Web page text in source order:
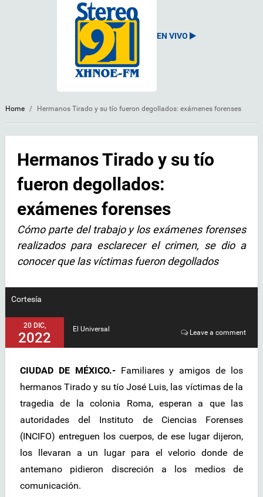
EN VIVO
Home / Hermanos Tirado y su tío fueron degollados: exámenes forenses
Hermanos Tirado y su tío
fueron degollados:
exámenes forenses
Cómo parte del trabajo y los exámenes forenses
realizados para esclarecer el crimen, se dio a
conocer que las víctimas fueron degollados
Cortesía
20 DIC,
2022
El Universal Leave a comment
CIUDAD DE MÉXICO.-Familiares y amigos de los
hermanos Tirado y su tío José Luis, las víctimas de la
tragedia de la colonia Roma, esperan a que las
autoridades del Instituto de Ciencias Forenses
(INCIFO) entreguen los cuerpos, de ese lugar dijeron,
los llevaran a un lugar para el velorio donde de
antemano pidieron discreción a los medios de
comunicación.